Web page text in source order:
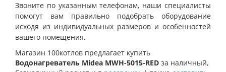
Звоните по указанным телефонам, наши специалисты
помогут вам правильно подобрать оборудование
исходя из индивидуальных размеров и особенностей
вашего помещения.
Магазин 100котлов предлагает купить
Водонагреватель Midea MWH-5015-RED за наличный,